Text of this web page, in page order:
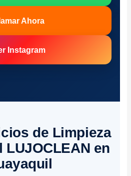
Ahora
Instagram
de Limpieza
LUJOCLEAN en